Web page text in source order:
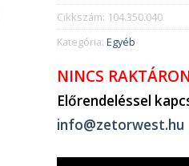
Cikkszám: 104.350.040
Kategória: Egyéb
NINCS
Előrendeléssel
info@zetorwest.hu